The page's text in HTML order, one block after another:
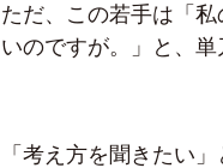
ただ、この若手は「
いのですが。」と、単
「考え方を聞きたい